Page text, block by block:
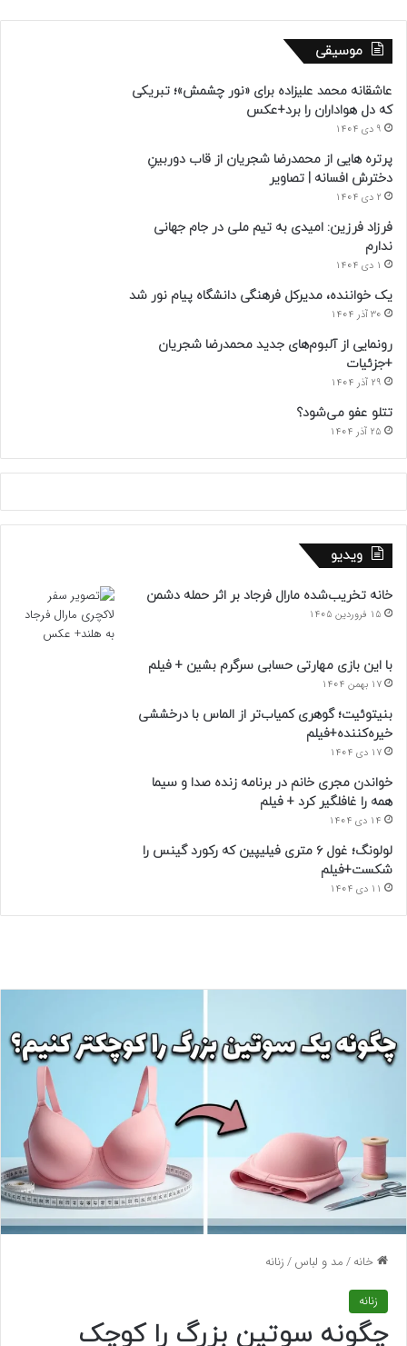
موسیقی
عاشقانه محمد علیزاده برای «نور چشمش»؛ تبریکی
که دل هواداران را برد+عکس
9 دی 1404
پرتره هایی از محمدرضا شجریان از قاب دوربینِ
دخترش افسانه | تصاویر
2 دی 1404
فرزاد فرزین: امیدی به تیم ملی در جام جهانی
ندارم
1 دی 1404
یک خواننده، مدیرکل فرهنگی دانشگاه پیام نور شد
30 آذر 1404
رونمایی از آلبوم‌های جدید محمدرضا شجریان
+جزئیات
29 آذر 1404
تتلو عفو می‌شود؟
25 آذر 1404
ویدیو
خانه تخریب‌شده مارال فرجاد بر اثر حمله دشمن
15 فروردین 1405
با این بازی مهارتی حسابی سرگرم بشین + فیلم
17 بهمن 1404
بنیتوئیت؛ گوهری کمیاب‌تر از الماس با درخششی
خیره‌کننده+فیلم
17 دی 1404
خواندن مجری خانم در برنامه زنده صدا و سیما
همه را غافلگیر کرد + فیلم
14 دی 1404
لولونگ؛ غول ۶ متری فیلیپین که رکورد گینس را
شکست+فیلم
11 دی 1404